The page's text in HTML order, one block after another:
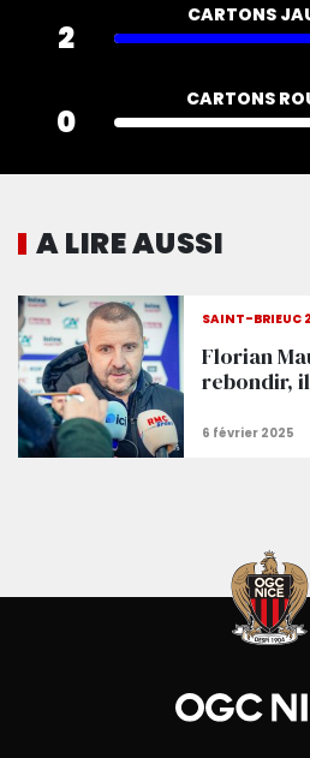
CARTONS
2
CARTONS
0
A LIRE AUSSI
SAINT-BRIEUC
Florian
rebondir, il